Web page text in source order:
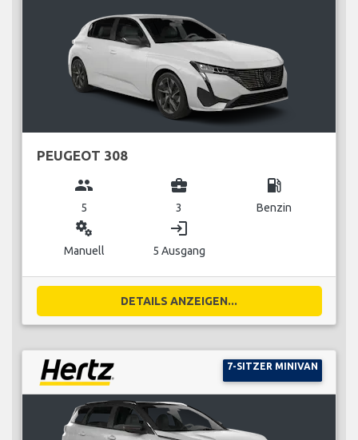
PEUGEOT 308
group
5
business_center
3
local_gas_station
Benzin
miscellaneous_services
Manuell
login
5 Ausgang
DETAILS ANZEIGEN...
7-SITZER MINIVAN